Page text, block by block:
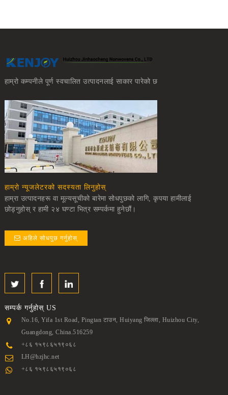
हाम्रो कम्पनीले पूर्ण स्वचालित उत्पादनलाई साकार पारेको छ
हाम्रो न्यूजलेटरको सदस्यता लिनुहोस्
हाम्रा उत्पादनहरू वा मूल्यसूचीको बारेमा सोधपुछको लागि, कृपया हामीलाई
छोड्नुहोस् र हामी २४ घण्टा भित्र सम्पर्कमा हुनेछौं।
अहिले सोधपुछ गर्नुहोस्
सम्पर्क गर्नुहोस्US
No.16, Yifa 1st Road, Pingtan टाउन, Huiyang जिल्ला, Huizhou City,
Guangdong, China.516259
+८६ १५९८६५१९०६८
LH@hzjhc.net
+८६ १५९८६५१९०६८